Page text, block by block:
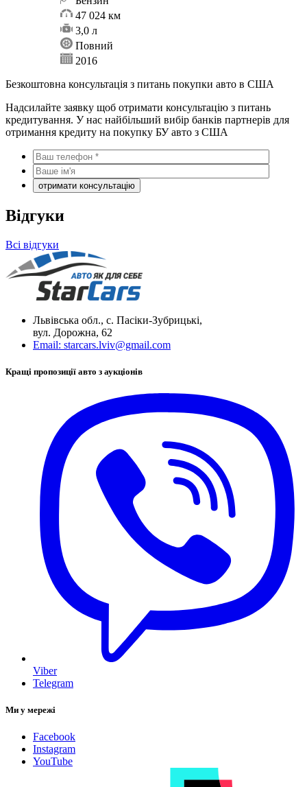
47 024 км
3,0 л
Повний
2016
Безкоштовна консультація з питань покупки авто в США
Надсилайте заявку щоб отримати консультацію з питань
кредитування. У нас найбільший вибір банків партнерів для
отримання кредиту на покупку БУ авто з США
Відгуки
Всі відгуки
Львівська обл., с. Пасіки-Зубрицькі,
вул. Дорожна, 62
Email: starcars.lviv@gmail.com
Кращі пропозиції авто з аукціонів
Viber
Telegram
Ми у мережі
Facebook
Instagram
YouTube